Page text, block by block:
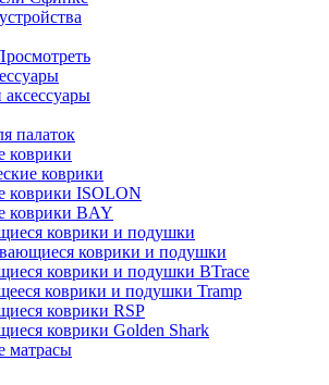
палаток
коврики
коврики
коврики ISOLON
коврики BAY
коврики и подушки
коврики и подушки
коврики и подушки BTrace
коврики и подушки Tramp
коврики RSP
коврики Golden Shark
матрасы